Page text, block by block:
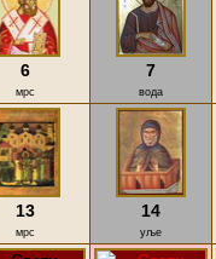
6
мрс
7
вода
13
мрс
14
уље